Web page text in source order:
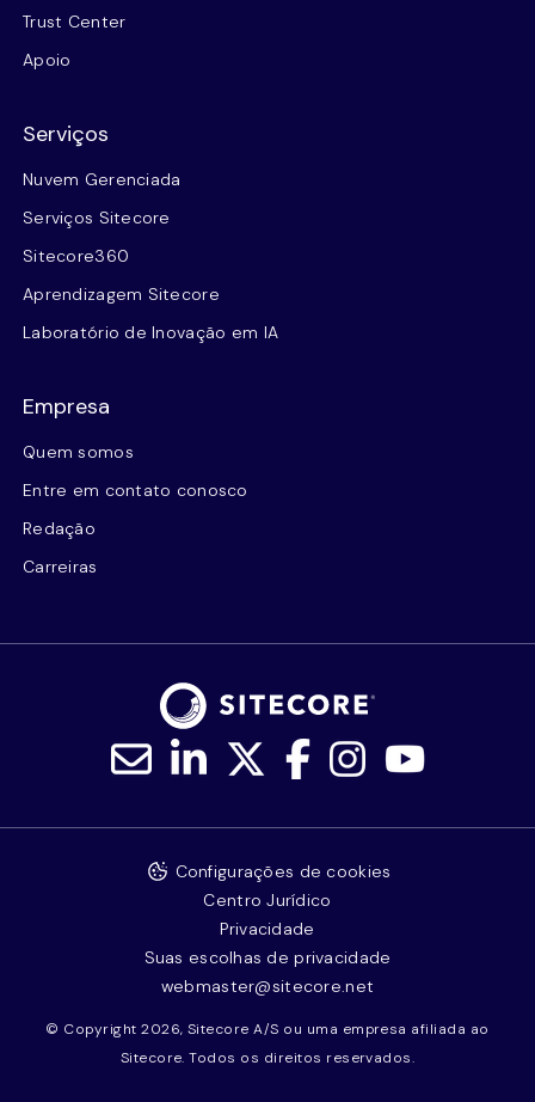
Trust Center
Apoio
Serviços
Nuvem Gerenciada
Serviços Sitecore
Sitecore360
Aprendizagem Sitecore
Laboratório de Inovação em IA
Empresa
Quem somos
Entre em contato conosco
Redação
Carreiras
© Copyright 2026, Sitecore A/S ou uma empresa afiliada ao
Sitecore. Todos os direitos reservados.
Configurações de cookies
Centro Jurídico
Privacidade
Suas escolhas de privacidade
webmaster@sitecore.net